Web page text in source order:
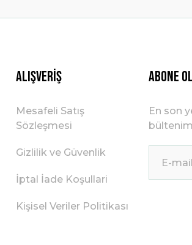
Alışveriş
Mesafeli Satış
Sözleşmesi
Gizlilik ve Güvenlik
İptal İade Koşullari
Kişisel Veriler Politikası
ABONE OL
En son